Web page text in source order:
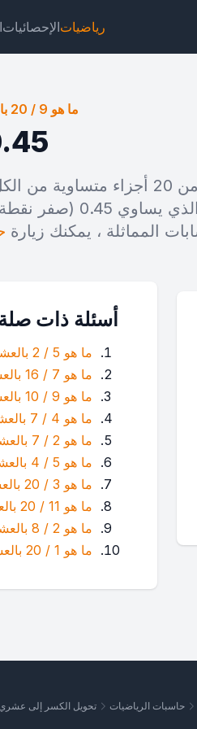
رياضياتالإحصائيات
رابط نص
9 / 20 بالعشري؟ ويدجت
ما هو 9 / 20 بالعشري؟
على المقام
المماثلة ، يمكنك زيارة
أسئلة ذات
ما هو 5 / 2 بالعشري؟
ما هو 7 / 16 بالعشري؟
ما هو 9 / 10 بالعشري؟
ما هو 4 / 7 بالعشري؟
ما هو 2 / 7 بالعشري؟
ما هو 5 / 4 بالعشري؟
ما هو 3 / 20 بالعشري؟
ما هو 11 / 20 بالعشري؟
ما هو 2 / 8 بالعشري؟
ما هو 1 / 20 بالعشري؟
حاسبات الرياضيات تحويل الكسر إلى